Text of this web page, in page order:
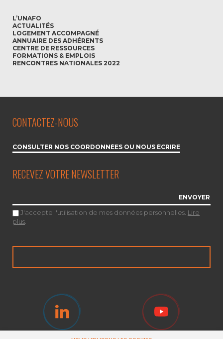
L’UNAFO
ACTUALITÉS
LOGEMENT ACCOMPAGNÉ
ANNUAIRE DES ADHÉRENTS
CENTRE DE RESSOURCES
FORMATIONS & EMPLOIS
RENCONTRES NATIONALES 2022
CONTACTEZ-NOUS
CONSULTER NOS COORDONNÉES OU NOUS ÉCRIRE
RECEVEZ VOTRE NEWSLETTER
J'accepte l'utilisation de mes données personnelles. Lire
plus